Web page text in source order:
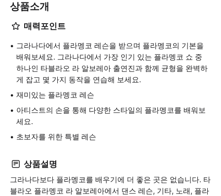
상품소개
매력포인트
그라나다에서 플라멩코 레슨을 받으며 플라멩코의 기본을
배워보세요. 그라나다에서 가장 인기 있는 플라멩코 쇼 중
하나인 타블라오 라 알보레아 출연진과 함께 균형을 완벽하
게 잡고 몇 가지 동작을 연습해 보세요.
재미있는 플라멩코 레슨
아티스트의 손을 통해 다양한 스타일의 플라멩코를 배워보
세요.
초보자를 위한 특별 레슨
상품설명
그라나다보다 플라멩코를 배우기에 더 좋은 곳은 없습니다. 타
블라오 플라멩코 라 알보레아에서 댄스 레슨, 기타, 노래, 플라